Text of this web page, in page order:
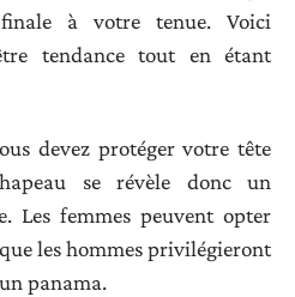
à votre tenue. Voici
tendance tout en étant
devez protéger votre tête
se révèle donc un
Les femmes peuvent opter
les hommes privilégieront
panama.